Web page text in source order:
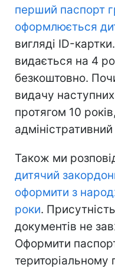
перший паспорт
оформлюється
вигляді ID-
видається на 4
безкоштовно.
видачу наступних
протягом 10
адміністративний
Також ми
дитячий
оформити з
роки.
документів не
Оформити
територіальному